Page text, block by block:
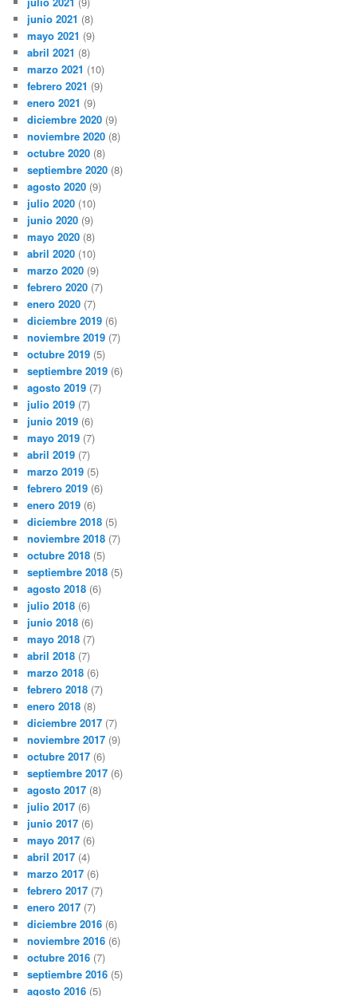
junio 2021 (8)
mayo 2021 (9)
abril 2021 (8)
marzo 2021 (10)
febrero 2021 (9)
enero 2021 (9)
diciembre 2020 (9)
noviembre 2020 (8)
octubre 2020 (8)
septiembre 2020 (8)
agosto 2020 (9)
julio 2020 (10)
junio 2020 (9)
mayo 2020 (8)
abril 2020 (10)
marzo 2020 (9)
febrero 2020 (7)
enero 2020 (7)
diciembre 2019 (6)
noviembre 2019 (7)
octubre 2019 (5)
septiembre 2019 (6)
agosto 2019 (7)
julio 2019 (7)
junio 2019 (6)
mayo 2019 (7)
abril 2019 (7)
marzo 2019 (5)
febrero 2019 (6)
enero 2019 (6)
diciembre 2018 (5)
noviembre 2018 (7)
octubre 2018 (5)
septiembre 2018 (5)
agosto 2018 (6)
julio 2018 (6)
junio 2018 (6)
mayo 2018 (7)
abril 2018 (7)
marzo 2018 (6)
febrero 2018 (7)
enero 2018 (8)
diciembre 2017 (7)
noviembre 2017 (9)
octubre 2017 (6)
septiembre 2017 (6)
agosto 2017 (8)
julio 2017 (6)
junio 2017 (6)
mayo 2017 (6)
abril 2017 (4)
marzo 2017 (6)
febrero 2017 (7)
enero 2017 (7)
diciembre 2016 (6)
noviembre 2016 (6)
octubre 2016 (7)
septiembre 2016 (5)
agosto 2016 (5)